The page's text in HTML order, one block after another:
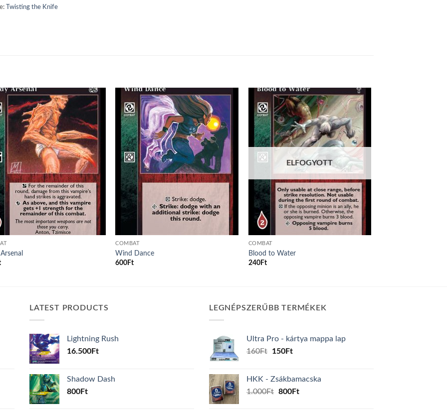
Twisting the Knife
wishlist
Add to
wishlist
COMBAT
Wind Dance
600 Ft
Add to
wishlist
ELFOGYOTT
COMBAT
Blood to Water
240Ft
LATEST PRODUCTS
Lightning Rush
16.500Ft
Shadow Dash
800Ft
LEGNÉPSZERŰBB TERMÉKEK
Ultra Pro - kártya mappa lap
160Ft
Original
160Ft.
150FtCurrent
150Ft.
HKK - Zsákbamacska
1.000Ft Original
800FtCurrent